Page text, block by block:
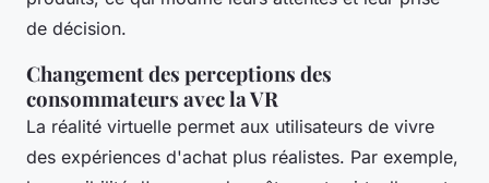
de décision.
Changement des perceptions des
consommateurs avec la VR
La réalité virtuelle permet aux utilisateurs de vivre
des expériences d'achat plus réalistes. Par exemple,